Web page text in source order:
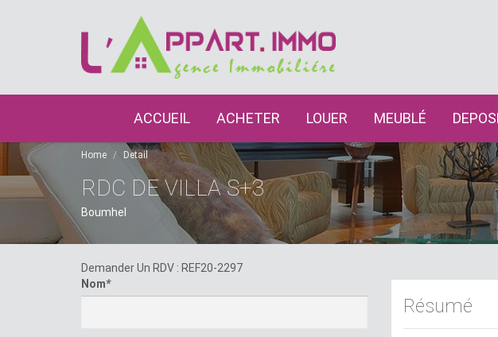
ACCUEIL ACHETER LOUER MEUBLÉ
Home Detail
RDC DE VILLA S+3
Boumhel
Demander Un RDV : REF20-2297
Nom*
Résumé